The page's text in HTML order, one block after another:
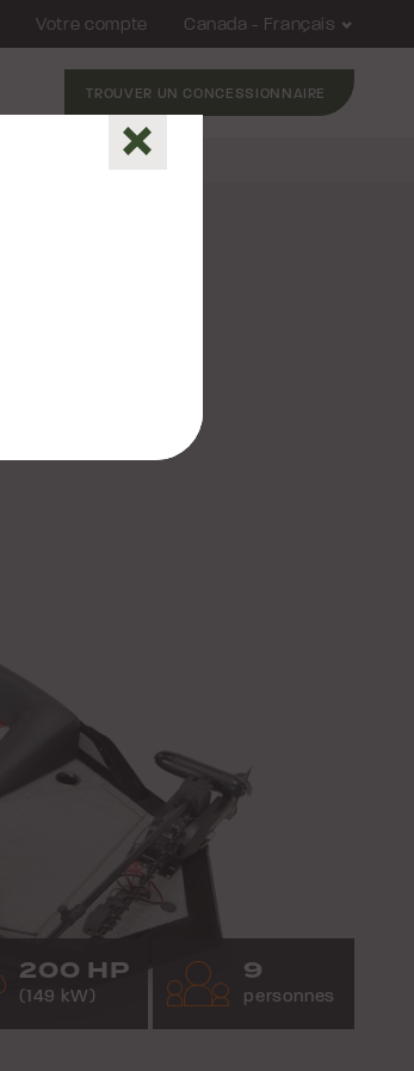
TROUVER UN CONCESSIONNAIRE
Votre compte Canada - Français
200 HP
(149 kW)
9
personnes